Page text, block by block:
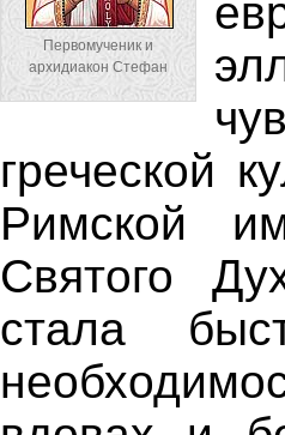
Первомученик и
архидиакон Стефан
греческой
Римской
Святого
стала